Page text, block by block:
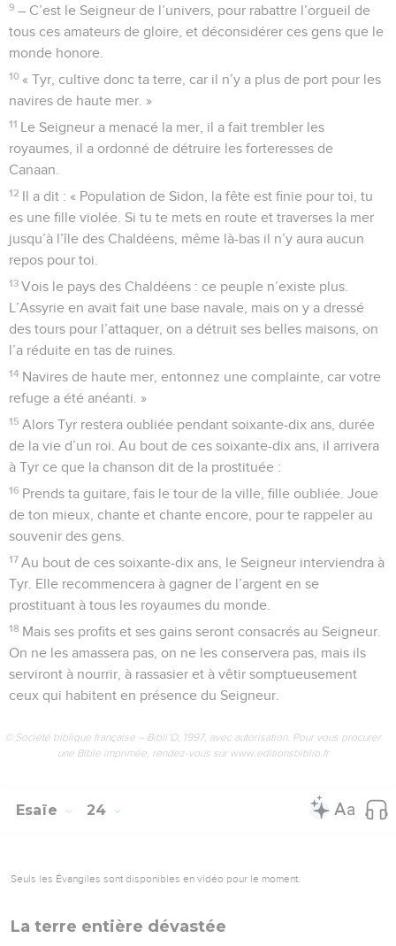
9 – C’est le Seigneur de l’univers, pour rabattre l’orgueil de
tous ces amateurs de gloire, et déconsidérer ces gens que le
monde honore.
10 « Tyr, cultive donc ta terre, car il n’y a plus de port pour les
navires de haute mer. »
11 Le Seigneur a menacé la mer, il a fait trembler les
royaumes, il a ordonné de détruire les forteresses de
Canaan.
12 Il a dit : « Population de Sidon, la fête est finie pour toi, tu
es une fille violée. Si tu te mets en route et traverses la mer
jusqu’à l’île des Chaldéens, même là-bas il n’y aura aucun
repos pour toi.
13 Vois le pays des Chaldéens : ce peuple n’existe plus.
L’Assyrie en avait fait une base navale, mais on y a dressé
des tours pour l’attaquer, on a détruit ses belles maisons, on
l’a réduite en tas de ruines.
14 Navires de haute mer, entonnez une complainte, car votre
refuge a été anéanti. »
15 Alors Tyr restera oubliée pendant soixante-dix ans, durée
de la vie d’un roi. Au bout de ces soixante-dix ans, il arrivera
à Tyr ce que la chanson dit de la prostituée :
16 Prends ta guitare, fais le tour de la ville, fille oubliée. Joue
de ton mieux, chante et chante encore, pour te rappeler au
souvenir des gens.
17 Au bout de ces soixante-dix ans, le Seigneur interviendra à
Tyr. Elle recommencera à gagner de l’argent en se
prostituant à tous les royaumes du monde.
18 Mais ses profits et ses gains seront consacrés au Seigneur.
On ne les amassera pas, on ne les conservera pas, mais ils
serviront à nourrir, à rassasier et à vêtir somptueusement
ceux qui habitent en présence du Seigneur.
© Société biblique française – Bibli’O, 1997, avec autorisation. Pour vous procurer
une Bible imprimée, rendez-vous sur www.editionsbiblio.fr
Esaïe 24
Seuls les Évangiles sont disponibles en vidéo pour le moment.
La terre entière dévastée